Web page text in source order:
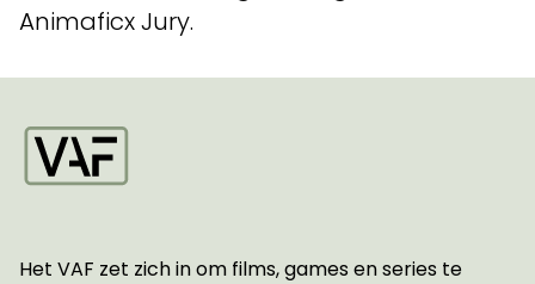
Animaficx Jury.
Het VAF zet zich in om films, games en series te